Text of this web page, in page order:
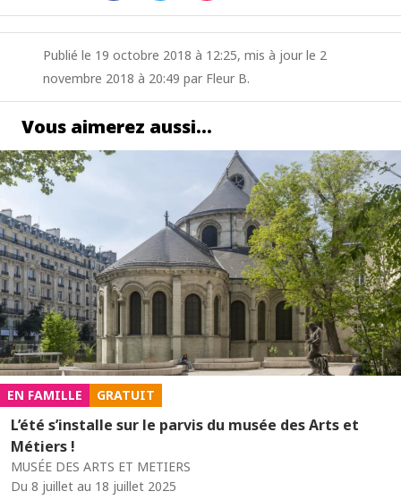
Publié le 19 octobre 2018 à 12:25, mis à jour le 2
novembre 2018 à 20:49 par Fleur B.
Vous aimerez aussi…
EN FAMILLE GRATUIT
L’été s’installe sur le parvis du musée des Arts et
Métiers !
MUSÉE DES ARTS ET METIERS
Du 8 juillet au 18 juillet 2025